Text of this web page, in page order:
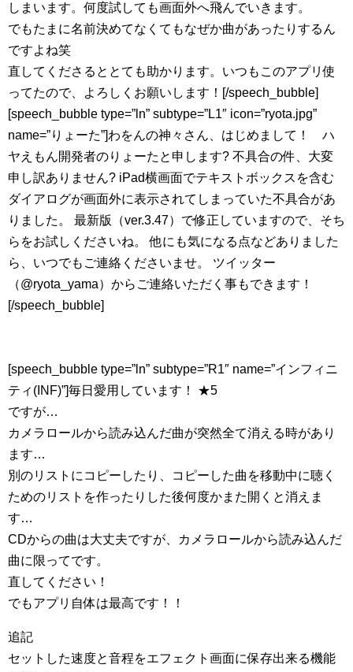
しまいます。何度試しても画面外へ飛んでいきます。
でもたまに名前決めてなくてもなぜか曲があったりするん
ですよね笑
直してくださるととても助かります。いつもこのアプリ使
ってたので、よろしくお願いします！[/speech_bubble]
[speech_bubble type=”ln” subtype=”L1″ icon=”ryota.jpg”
name=”りょーた”]わをんの神々さん、はじめまして！ ハ
ヤえもん開発者のりょーたと申します? 不具合の件、大変
申し訳ありません? iPad横画面でテキストボックスを含む
ダイアログが画面外に表示されてしまっていた不具合があ
りました。 最新版（ver.3.47）で修正していますので、そち
らをお試しくださいね。 他にも気になる点などありました
ら、いつでもご連絡くださいませ。 ツイッター
（@ryota_yama）からご連絡いただく事もできます！
[/speech_bubble]
[speech_bubble type=”ln” subtype=”R1″ name=”インフィニ
ティ(INF)”]毎日愛用しています！ ★5
ですが…
カメラロールから読み込んだ曲が突然全て消える時があり
ます…
別のリストにコピーしたり、コピーした曲を移動中に聴く
ためのリストを作ったりした後何度かまた開くと消えま
す…
CDからの曲は大丈夫ですが、カメラロールから読み込んだ
曲に限ってです。
直してください！
でもアプリ自体は最高です！！
追記
セットした速度と音程をエフェクト画面に保存出来る機能